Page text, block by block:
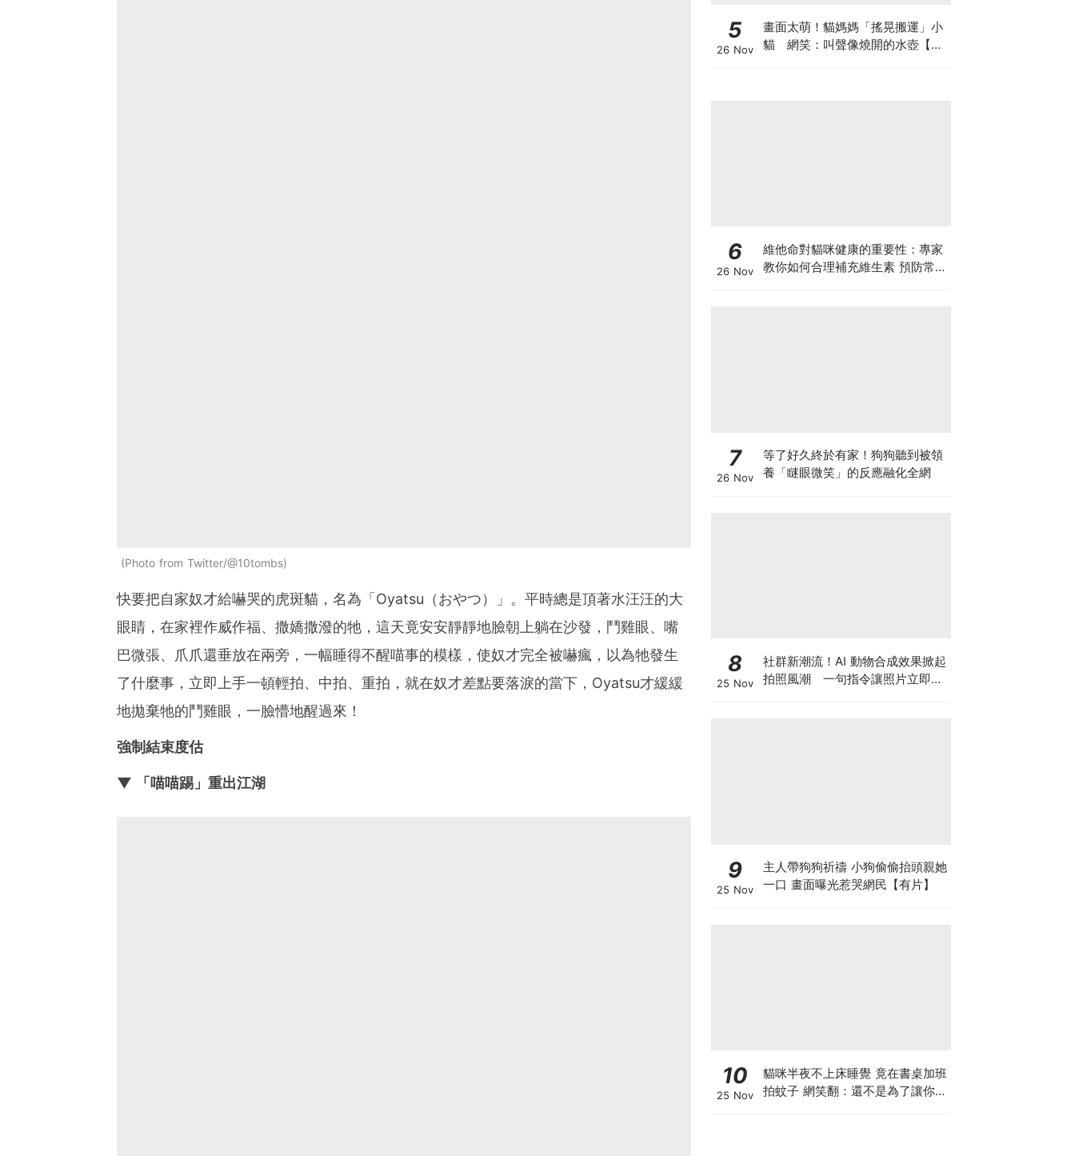
Photo from Twitter/@10tombs
快要把自家奴才給嚇哭的虎斑貓，名為「Oyatsu（おやつ）」。平時總是頂著水汪汪的大
眼睛，在家裡作威作福、撒嬌撒潑的牠，這天竟安安靜靜地臉朝上躺在沙發，鬥雞眼、嘴
巴微張、爪爪還垂放在兩旁，一幅睡得不醒喵事的模樣，使奴才完全被嚇瘋，以為牠發生
了什麼事，立即上手一頓輕拍、中拍、重拍，就在奴才差點要落淚的當下，Oyatsu才緩緩
地拋棄牠的鬥雞眼，一臉懵地醒過來！
強制結束度估
▼ 「喵喵踢」重出江湖
5
26 Nov
畫面太萌！貓媽媽「搖晃搬運」小
貓 網笑：叫聲像燒開的水壺【有
6
26 Nov
維他命對貓咪健康的重要性：專家
教你如何合理補充維生素 預防常見
7
26 Nov
等了好久終於有家！狗狗聽到被領
養「瞇眼微笑」的反應融化全網
8
25 Nov
社群新潮流！AI 動物合成效果掀起
拍照風潮 一句指令讓照片立即升
9
25 Nov
主人帶狗狗祈禱 小狗偷偷抬頭親她
一口 畫面曝光惹哭網民【有片】
10
25 Nov
貓咪半夜不上床睡覺 竟在書桌加班
拍蚊子 網笑翻：還不是為了讓你睡